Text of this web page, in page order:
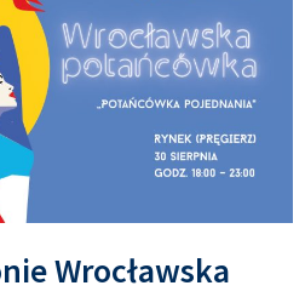
Wrocławska